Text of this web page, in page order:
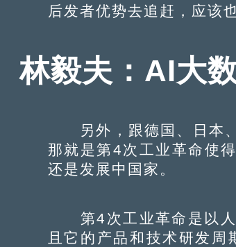
后发者优势去追赶，应该
林毅夫：AI大
另外，跟德国、日本、
那就是第4次工业革命使
还是发展中国家。
第4次工业革命是以人
且它的产品和技术研发